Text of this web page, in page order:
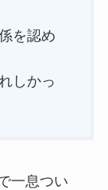
を認め
しかっ
一息つい